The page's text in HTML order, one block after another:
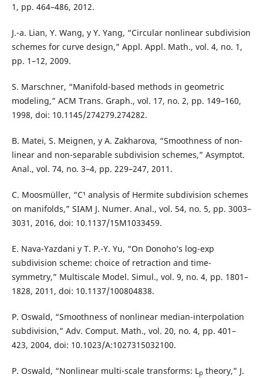
1, pp. 464–486, 2012.
J.-a. Lian, Y. Wang, y Y. Yang, “Circular nonlinear subdivision
schemes for curve design,” Appl. Appl. Math., vol. 4, no. 1,
pp. 1–12, 2009.
S. Marschner, “Manifold-based methods in geometric
modeling,” ACM Trans. Graph., vol. 17, no. 2, pp. 149–160,
1998, doi: 10.1145/274279.274282.
B. Matei, S. Meignen, y A. Zakharova, “Smoothness of non-
linear and non-separable subdivision schemes,” Asymptot.
Anal., vol. 74, no. 3–4, pp. 229–247, 2011.
C. Moosmüller, “C¹ analysis of Hermite subdivision schemes
on manifolds,” SIAM J. Numer. Anal., vol. 54, no. 5, pp. 3003–
3031, 2016, doi: 10.1137/15M1033459.
E. Nava-Yazdani y T. P.-Y. Yu, “On Donoho’s log-exp
subdivision scheme: choice of retraction and time-
symmetry,” Multiscale Model. Simul., vol. 9, no. 4, pp. 1801–
1828, 2011, doi: 10.1137/100804838.
P. Oswald, “Smoothness of nonlinear median-interpolation
subdivision,” Adv. Comput. Math., vol. 20, no. 4, pp. 401–
423, 2004, doi: 10.1023/A:1027315032100.
P. Oswald, “Nonlinear multi-scale transforms: Lp theory,” J.